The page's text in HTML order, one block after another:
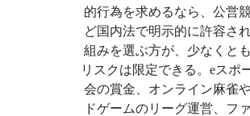
的行為を求めるなら、公営
ど国内法で明示的に許容さ
組みを選ぶ方が、少なくと
リスクは限定できる。eスポ
会の賞金、オンライン麻雀
ドゲームのリーグ運営、フ